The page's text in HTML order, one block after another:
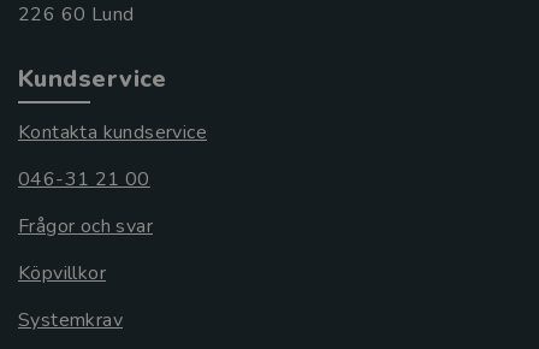
Kundservice
Kontakta kundservice
046-31 21 00
Frågor och svar
Köpvillkor
Systemkrav